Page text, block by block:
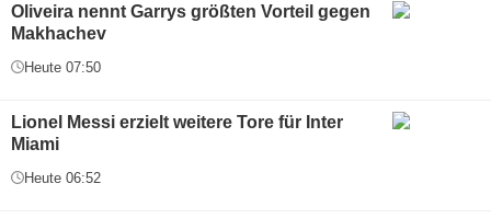
Oliveira nennt Garrys größten Vorteil gegen
Makhachev
Heute 07:50
Lionel Messi erzielt weitere Tore für Inter
Miami
Heute 06:52